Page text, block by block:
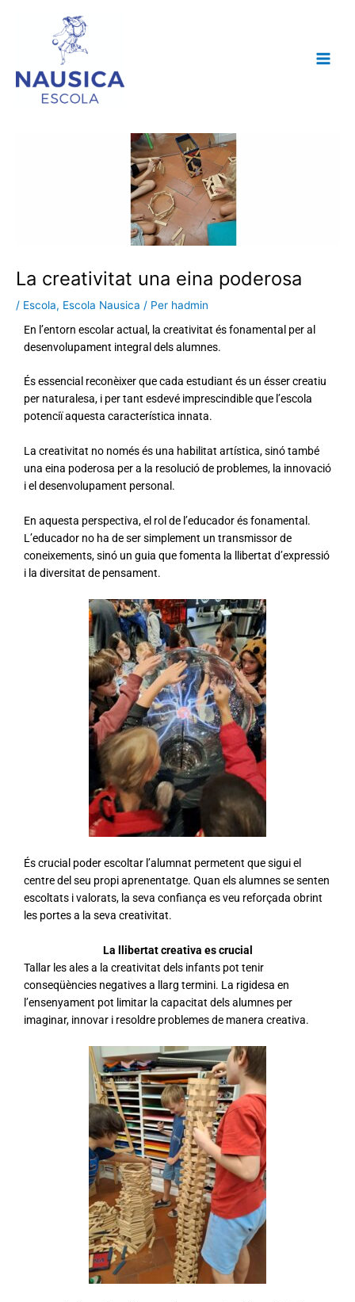
La creativitat una eina poderosa
/ Escola, Escola Nausica / Per hadmin
En l’entorn escolar actual, la creativitat és fonamental per al
desenvolupament integral dels alumnes.
És essencial reconèixer que cada estudiant és un ésser creatiu
per naturalesa, i per tant esdevé imprescindible que l’escola
potenciï aquesta característica innata.
La creativitat no només és una habilitat artística, sinó també
una eina poderosa per a la resolució de problemes, la innovació
i el desenvolupament personal.
En aquesta perspectiva, el rol de l’educador és fonamental.
L’educador no ha de ser simplement un transmissor de
coneixements, sinó un guia que fomenta la llibertat d’expressió
i la diversitat de pensament.
És crucial poder escoltar l’alumnat permetent que sigui el
centre del seu propi aprenentatge. Quan els alumnes se senten
escoltats i valorats, la seva confiança es veu reforçada obrint
les portes a la seva creativitat.
La llibertat creativa es crucial
Tallar les ales a la creativitat dels infants pot tenir
conseqüències negatives a llarg termini. La rigidesa en
l’ensenyament pot limitar la capacitat dels alumnes per
imaginar, innovar i resoldre problemes de manera creativa.